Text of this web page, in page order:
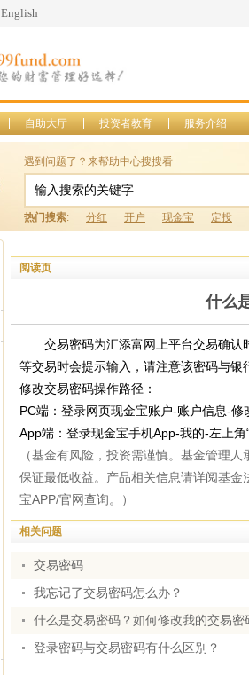
English
自助大厅 投资者教育 服务介绍
遇到问题了？来帮助中心搜搜看
热门搜索: 分红 开户 现金宝 定投
阅读页
什么
交易密码为汇添富网上平台交易确
等交易时会提示输入，请注意该密码与银
修改交易密码操作路径：
PC端：登录网页现金宝账户-账户信息-修
App端：登录现金宝手机App-我的-左上
（基金有风险，投资需谨慎。基金管理
保证最低收益。产品相关信息请详阅基
宝APP/官网查询。）
相关问题
交易密码
我忘记了交易密码怎么办？
什么是交易密码？如何修改我的交易密
登录密码与交易密码有什么区别？